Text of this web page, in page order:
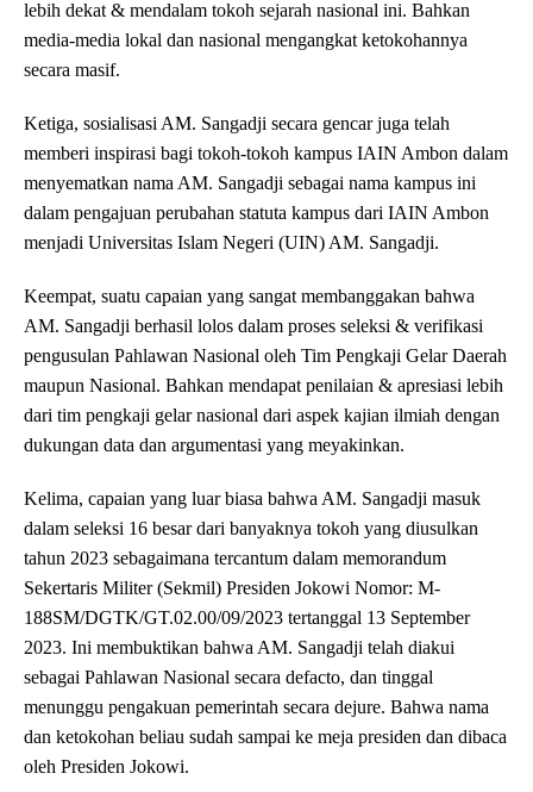
lebih dekat & mendalam tokoh sejarah nasional ini. Bahkan
media-media lokal dan nasional mengangkat ketokohannya
secara masif.
Ketiga, sosialisasi AM. Sangadji secara gencar juga telah
memberi inspirasi bagi tokoh-tokoh kampus IAIN Ambon dalam
menyematkan nama AM. Sangadji sebagai nama kampus ini
dalam pengajuan perubahan statuta kampus dari IAIN Ambon
menjadi Universitas Islam Negeri (UIN) AM. Sangadji.
Keempat, suatu capaian yang sangat membanggakan bahwa
AM. Sangadji berhasil lolos dalam proses seleksi & verifikasi
pengusulan Pahlawan Nasional oleh Tim Pengkaji Gelar Daerah
maupun Nasional. Bahkan mendapat penilaian & apresiasi lebih
dari tim pengkaji gelar nasional dari aspek kajian ilmiah dengan
dukungan data dan argumentasi yang meyakinkan.
Kelima, capaian yang luar biasa bahwa AM. Sangadji masuk
dalam seleksi 16 besar dari banyaknya tokoh yang diusulkan
tahun 2023 sebagaimana tercantum dalam memorandum
Sekertaris Militer (Sekmil) Presiden Jokowi Nomor: M-
188SM/DGTK/GT.02.00/09/2023 tertanggal 13 September
2023. Ini membuktikan bahwa AM. Sangadji telah diakui
sebagai Pahlawan Nasional secara defacto, dan tinggal
menunggu pengakuan pemerintah secara dejure. Bahwa nama
dan ketokohan beliau sudah sampai ke meja presiden dan dibaca
oleh Presiden Jokowi.